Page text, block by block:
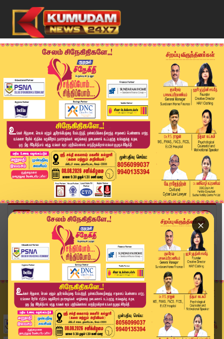
×
Home
வீடியோ ஸ்டோரி
திமுக MLAகளுக்கு சொந்தமான மருத்துவக் கல்லூரிகள்...